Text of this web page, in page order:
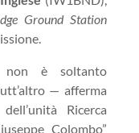
Ground Station
non è soltanto
— afferma
Ricerca
Colombo”